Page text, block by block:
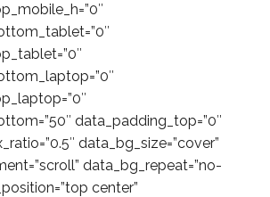
data_padding_top=”0″
data_bg_size=”cover”
data_bg_repeat=”no-
center”